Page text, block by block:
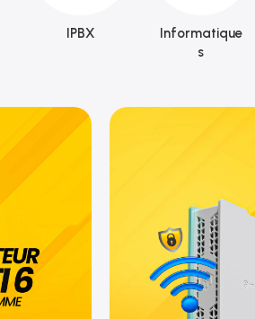
IPBX
Informatique
s